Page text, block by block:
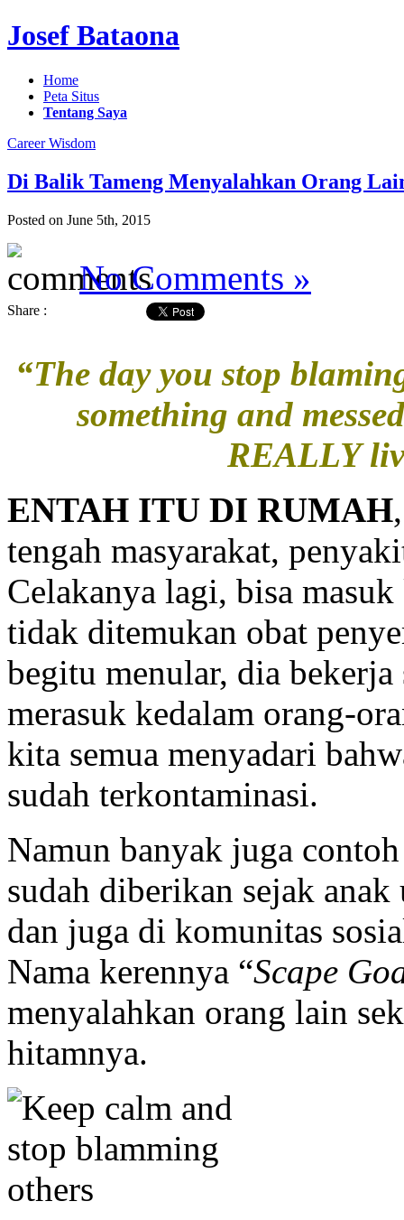
Josef Bataona
Home
Peta Situs
Tentang Saya
Career Wisdom
Di Balik Tameng Menyalahkan Orang
Posted on June 5th, 2015
No Comments »
Share :
“The day you stop
something and
REALLY
ENTAH ITU DI RUMAH
tengah masyarakat,
Celakanya lagi, bisa
tidak ditemukan obat
begitu menular, dia
merasuk kedalam orang-
kita semua menyadari
sudah terkontaminasi.
Namun banyak juga
sudah diberikan sejak
dan juga di komunitas
Nama kerennya “Scape
menyalahkan orang lain
hitamnya.